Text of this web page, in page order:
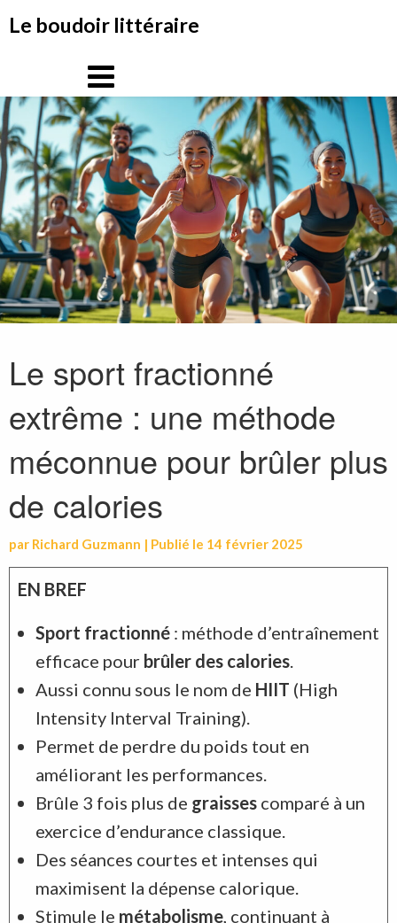
auLe boudoir littéraire
Le sport fractionné
extrême : une méthode
méconnue pour brûler plus
de calories
par Richard Guzmann | Publié le 14 février 2025
EN BREF
Sport fractionné: méthode d’entraînement
efficace pour brûler des calories.
Aussi connu sous le nom de HIIT (High
Intensity Interval Training).
Permet de perdre du poids tout en
améliorant les performances.
Brûle 3 fois plus de graissescomparé à un
exercice d’endurance classique.
Des séances courtes et intenses qui
maximisent la dépense calorique.
Stimule le métabolisme, continuant à